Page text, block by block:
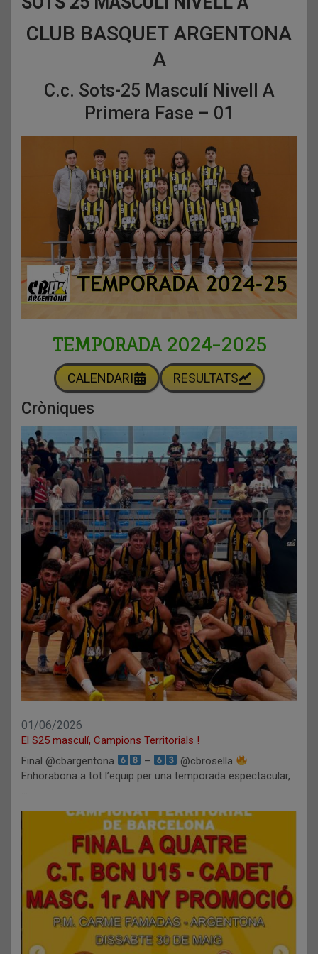
CLUB BASQUET ARGENTONA
A
C.c. Sots-25 Masculí Nivell A
Primera Fase – 01
TEMPORADA 2024-2025
CALENDARI RESULTATS
Cròniques
01/06/2026
El S25 masculí, Campions Territorials !
Final @cbargentona
–
@cbrosella
Enhorabona a tot l’equip per una temporada espectacular,
…